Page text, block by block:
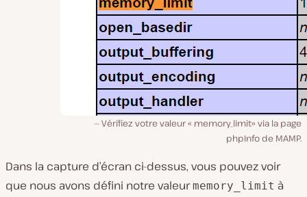
Vérifiez votre valeur « memory_limit» via la page
phpInfo de MAMP.
Dans la capture d’écran ci-dessus, vous pouvez voir
que nous avons défini notre valeurmemory_limit à